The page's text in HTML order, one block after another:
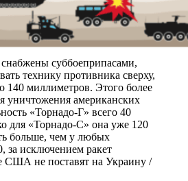
суббоеприпасами,
технику противника сверху,
140 миллиметров. Этого более
уничтожения американских
«Торнадо-Г» всего 40
для «Торнадо-С» она уже 120
больше, чем у любых
за исключением ракет
США не поставят на Украину /